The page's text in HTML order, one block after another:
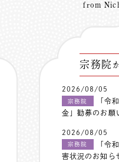
from
宗務院
2026/08/05
宗務院
「令
金」勧募のお願
2026/08/05
宗務院
「令
害状況のお知ら